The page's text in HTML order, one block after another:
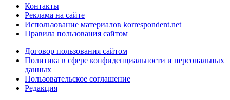
Контакты
Реклама на сайте
Использование материалов korrespondent.net
Правила пользования сайтом
Договор пользования сайтом
Политика в сфере конфиденциальности и персональных
данных
Пользовательское соглашение
Редакция